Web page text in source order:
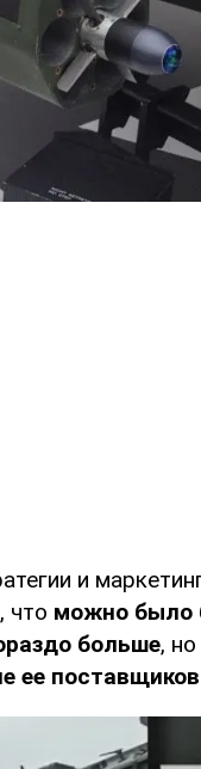
и
что можно было
больше,
ее